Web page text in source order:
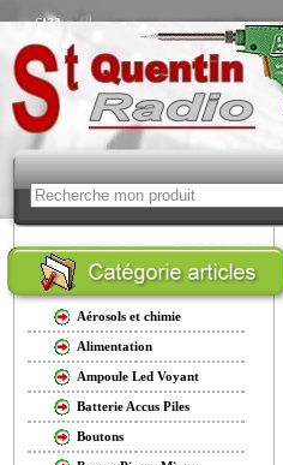
Aérosols et chimie
Alimentation
Ampoule Led Voyant
Batterie Accus Piles
Boutons